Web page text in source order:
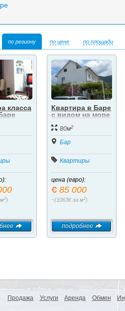
по региону по цене по площади
класса
2)
Квартира в Баре
с видом на море
80м2
Бар
Квартиры
цена (евро):
85 000
~(1063€ за м2)
подробнее
Продажа Услуги Аренда Обмен